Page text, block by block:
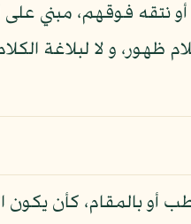
نتقه فوقهم، مبني على
ظهور، و لا لبلاغة
أو بالمقام، كأن يكون